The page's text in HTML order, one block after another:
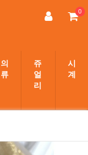
0
의
류
쥬
얼
리
시
계